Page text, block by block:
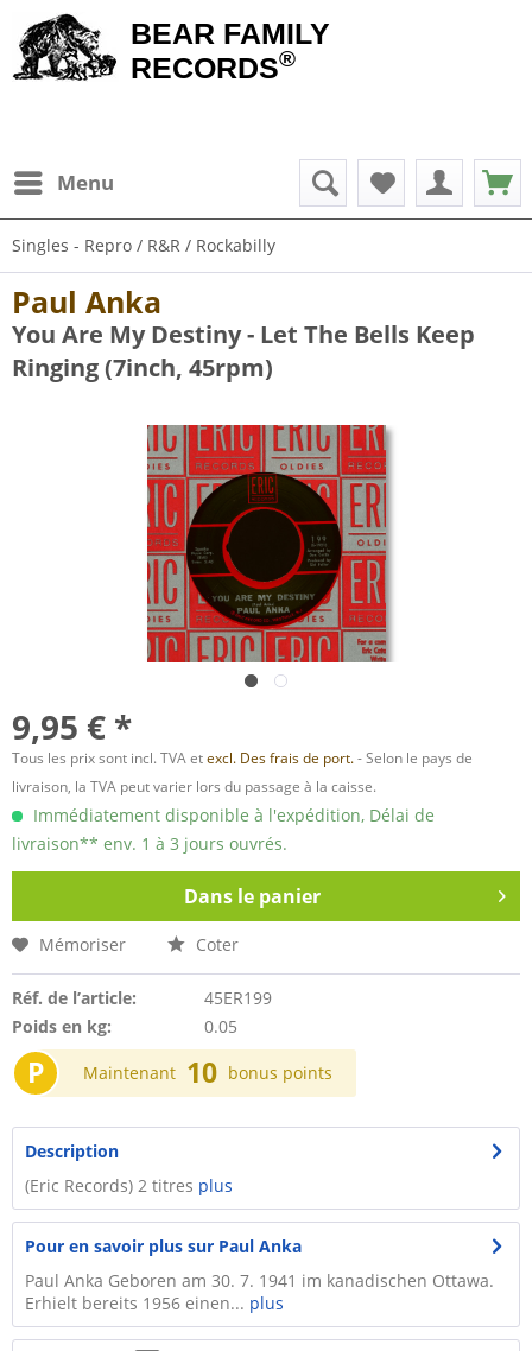
BEAR FAMILY
RECORDS®
Menu
Singles - Repro / R&R / Rockabilly
Paul Anka
You Are My Destiny - Let The Bells Keep
Ringing (7inch, 45rpm)
9,95 € *
Tous les prix sont incl. TVA etexcl. Des frais de port.- Selon le pays de
livraison, la TVA peut varier lors du passage à la caisse.
Immédiatement disponible à l'expédition, Délai de
livraison** env. 1 à 3 jours ouvrés.
Dans le panier
Mémoriser Coter
Réf. de l’article:
45ER199
Poids en kg:
0.05
P Maintenant 10 bonus points
Description
(Eric Records) 2 titres plus
Pour en savoir plus sur Paul Anka
Paul Anka Geboren am 30. 7. 1941 im kanadischen Ottawa.
Erhielt bereits 1956 einen... plus